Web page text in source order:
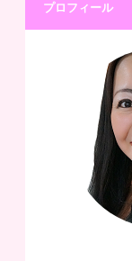
プロフィール